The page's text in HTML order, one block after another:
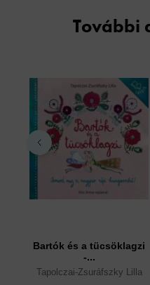
További
Bartók és a tücsöklagzi
-...
Tapolczai-Zsuráfszky Lilla